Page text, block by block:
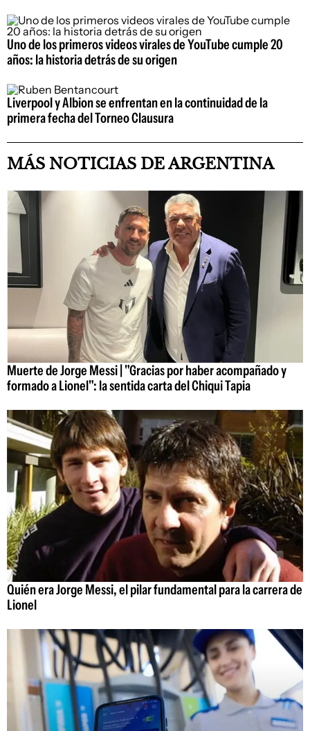
Uno de los primeros videos virales de YouTube cumple 20
años: la historia detrás de su origen
Liverpool y Albion se enfrentan en la continuidad de la
primera fecha del Torneo Clausura
MÁS NOTICIAS DE ARGENTINA
Muerte de Jorge Messi | "Gracias por haber acompañado y
formado a Lionel": la sentida carta del Chiqui Tapia
Quién era Jorge Messi, el pilar fundamental para la carrera de
Lionel